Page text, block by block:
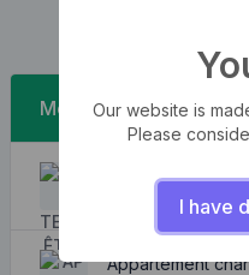
Messages récents
Les tempêtes
August 7, 2026
Appartement
Our website is
Please
I have